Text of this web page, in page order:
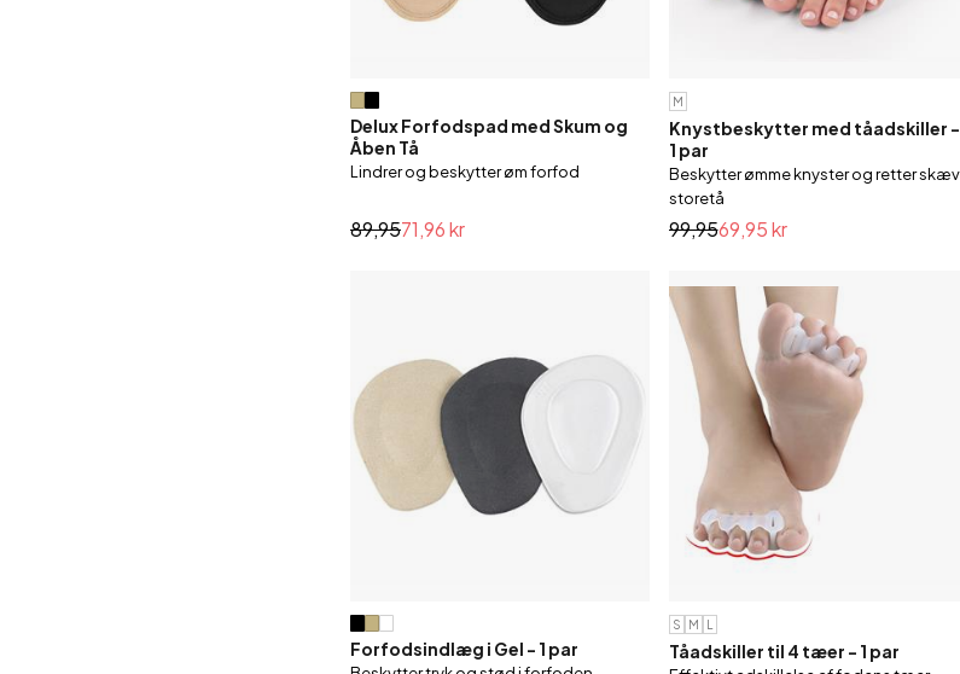
Delux Forfodspad med Skum og
Åben Tå
Lindrer og beskytter øm forfod
89,9571,96 kr
M
Knystbeskytter med tåadskiller -
1 par
Beskytter ømme knyster og retter skæv
storetå
99,9569,95 kr
Forfodsindlæg i Gel - 1 par
S M L
Tåadskiller til 4 tæer - 1 par